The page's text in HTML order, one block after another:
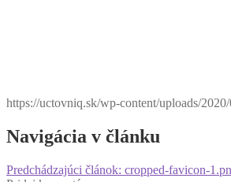
https://uctovniq.sk/wp-content/uploads/
Navigácia v článku
Predchádzajúci článok: cropped-favicon-